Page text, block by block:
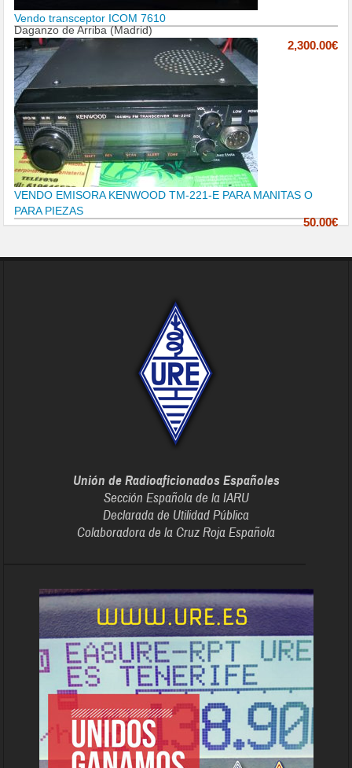
Vendo transceptor ICOM 7610
Daganzo de Arriba (Madrid)
2,300.00€
VENDO EMISORA KENWOOD TM-221-E PARA MANITAS O
PARA PIEZAS
50.00€
Unión de Radioaficionados Españoles
Sección Española de la IARU
Declarada de Utilidad Pública
Colaboradora de la Cruz Roja Española